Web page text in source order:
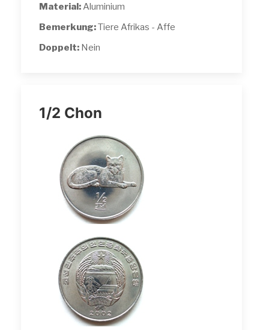
Material:Aluminium
Bemerkung:Tiere Afrikas - Affe
Doppelt: Nein
1/2 Chon